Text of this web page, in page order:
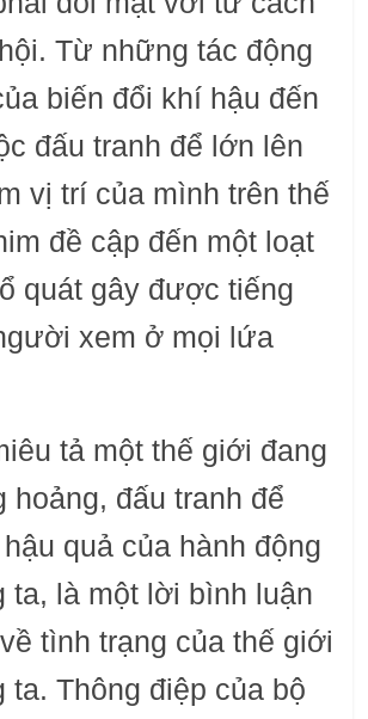
Từ những tác động
biến đổi khí hậu đến
đấu tranh để lớn lên
vị trí của mình trên thế
đề cập đến một loạt
quát gây được tiếng
xem ở mọi lứa
tả một thế giới đang
hoảng, đấu tranh để
quả của hành động
ta, là một lời bình luận
tình trạng của thế giới
ta. Thông điệp của bộ